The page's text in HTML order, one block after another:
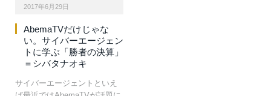
2017年6月29日
AbemaTVだけじゃな
い。サイバーエージェン
トに学ぶ「勝者の決算」
＝シバタナオキ
サイバーエージェントといえ